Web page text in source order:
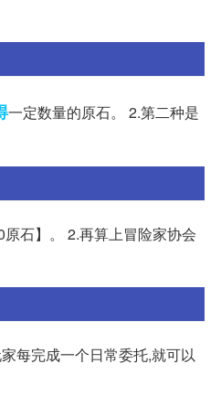
一定数量的原石。 2.第二种是
石】。 2.再算上冒险家协会
每完成一个日常委托,就可以